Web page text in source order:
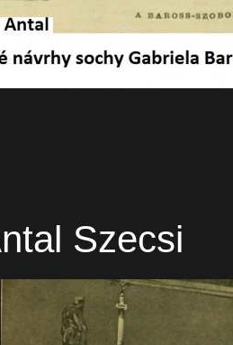
Szecsi